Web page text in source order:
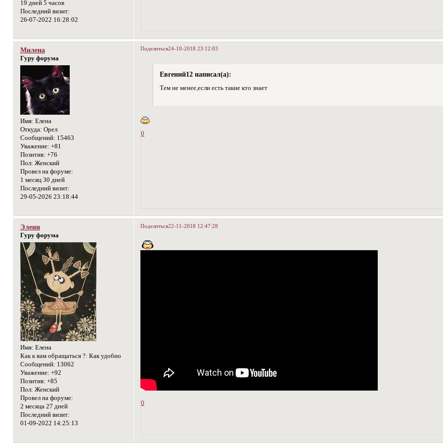
19 дней 5 часов
Последний визит:
26-07-2022 16:28:02
Поделиться24-10-2018 23:12:03
Милена
Гуру форума
Имя: Елена
Откуда: Орел
Сообщений: 15463
Уважение: +81
Позитив: +76
Пол: Женский
Провел на форуме:
1 месяц 30 дней
Последний визит:
29-05-2026 23:18:44
Евгений12 написал(а):
Тем не менее,если есть такие кто знает
0
Поделиться22-11-2018 12:47:28
Эленн
Гуру форума
Имя: Елена
Как к вам обращаться ?: Как удобно
Сообщений: 13062
Уважение: +92
Позитив: +85
Пол: Женский
Провел на форуме:
2 месяца 27 дней
Последний визит:
01-09-2022 14:25:13
0